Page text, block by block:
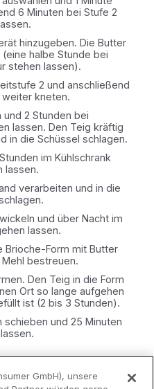
6 Minuten bei Stufe 2
hinzugeben. Die Butter
halbe Stunde bei
stehen lassen).
2 und anschließend
kneten.
2 Stunden bei
lassen. Den Teig kräftig
in die Schüssel schlagen.
im Kühlschrank
lassen.
verarbeiten und in die
und über Nacht im
lassen.
Brioche-Form mit Butter
bestreuen.
Den Teig in die Form
Ort so lange aufgehen
ist (2 bis 3 Stunden).
schieben und 25 Minuten
GmbH), unsere